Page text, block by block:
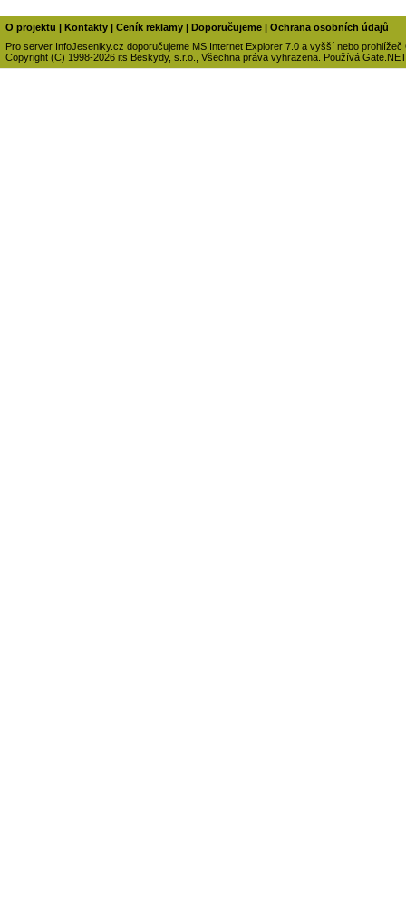
O projektu Kontakty Ceník reklamy Doporučujeme
Ochrana osobních údajů
Pro server InfoJeseniky.cz doporučujeme MS Internet Explorer 7.0 a vyšší nebo prohlížeč
Copyright (C) 1998-2026 its Beskydy, s.r.o., Všechna práva vyhrazena. Používá